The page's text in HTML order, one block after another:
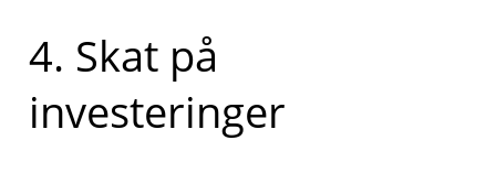
4. Skat på
investeringer